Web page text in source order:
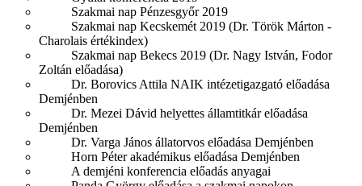
Szakmai nap Pénzesgyőr 2019
Szakmai nap Kecskemét 2019 (Dr. Török Márton -
Charolais értékindex)
Szakmai nap Bekecs 2019 (Dr. Nagy István, Fodor
Zoltán előadása)
Dr. Borovics Attila NAIK intézetigazgató előadása
Demjénben
Dr. Mezei Dávid helyettes államtitkár előadása
Demjénben
Dr. Varga János állatorvos előadása Demjénben
Horn Péter akadémikus előadása Demjénben
A demjéni konferencia előadás anyagai